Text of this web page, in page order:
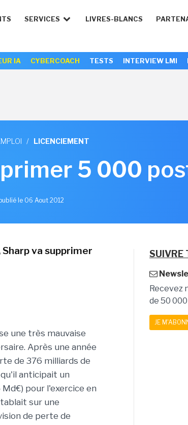
SERVICES LIVRES-BLANCS
IA CYBERCOACH TESTS INTERVIEW LMI
/ LICENCIEMENT
5 000
le 06 Aout 2012
va supprimer
une très mauvaise
Après une année
de 376 milliards de
anticipait un
pour l'exercice en
sur une
de perte de
SUIVRE
Recevez
de 50
JE